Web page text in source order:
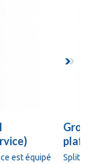
est équipé
Split